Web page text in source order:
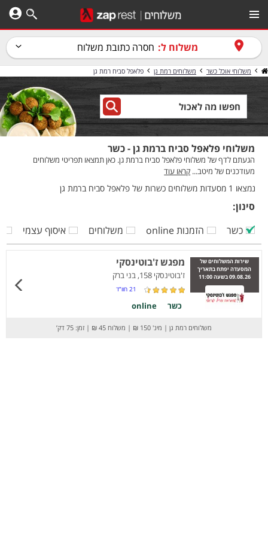
משלוח ל: חסרה כתובת משלוח
משלוחי אוכל כשר משלוחים רמת גן פלאפל סביח רמת גן
משלוחי פלאפל סביח ברמת גן - כשר
הגעתם לדף של משלוחי פלאפל סביח ברמת גן. כאן תמצאו תפריטי משלוחים
מעודכנים של מיטב... קראו עוד
נמצאו 1 מסעדות משלוחים כשרות של פלאפל סביח ברמת גן
סינון:
כשר
הזמנות online משלוחים איסוף עצמי
שירות המשלוחים של
המסעדה יפתח בתאריך
09.08.26 בשעה 11:00
מפגש ז'בוטינסקי
ז'בוטינסקי 158, בני ברק
21 חוו”ד
כשר online
משלוחים רמת גן | מינ' 150 ₪ | משלוח 45 ₪ | זמן: 75 דק’